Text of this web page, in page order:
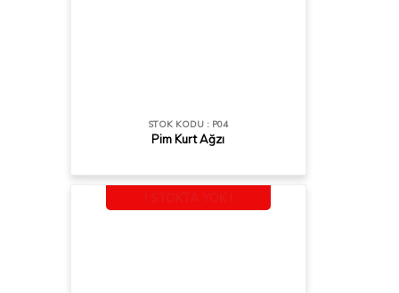
STOK KODU : P04
Pim Kurt Ağzı